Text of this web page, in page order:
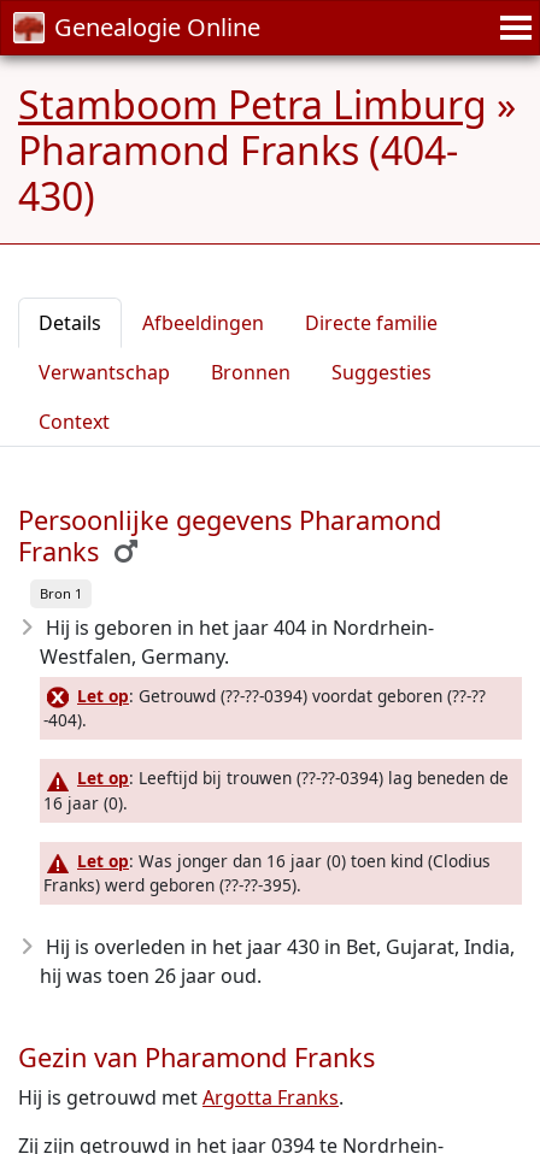
Genealogie Online
Stamboom Petra Limburg »
Pharamond Franks (404-
430)
Details Afbeeldingen
Directe familie
Verwantschap
Bronnen
Suggesties
Context
Persoonlijke gegevens Pharamond
Franks
Bron 1
Hij is geboren in het jaar 404 in Nordrhein-
Westfalen, Germany.
Let op: Getrouwd (??-??-0394) voordat geboren (??-??
-404).
Let op: Leeftijd bij trouwen (??-??-0394) lag beneden de
16 jaar (0).
Let op: Was jonger dan 16 jaar (0) toen kind (Clodius
Franks) werd geboren (??-??-395).
Hij is overleden in het jaar 430 in Bet, Gujarat, India,
hij was toen 26 jaar oud.
Gezin van Pharamond Franks
Hij is getrouwd metArgotta Franks.
Zij zijn getrouwd in het jaar 0394 te Nordrhein-